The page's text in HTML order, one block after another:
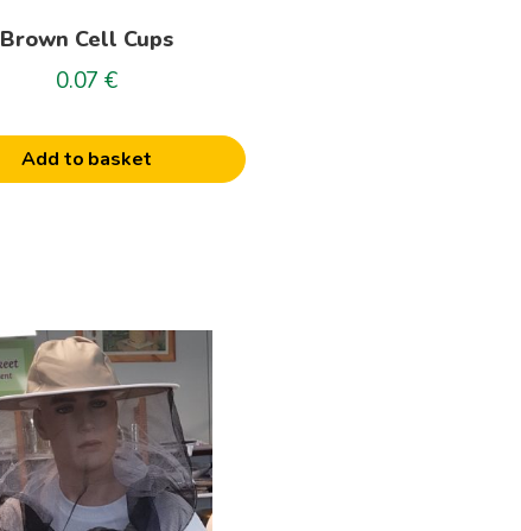
Brown Cell Cups
0.07 €
Add to basket